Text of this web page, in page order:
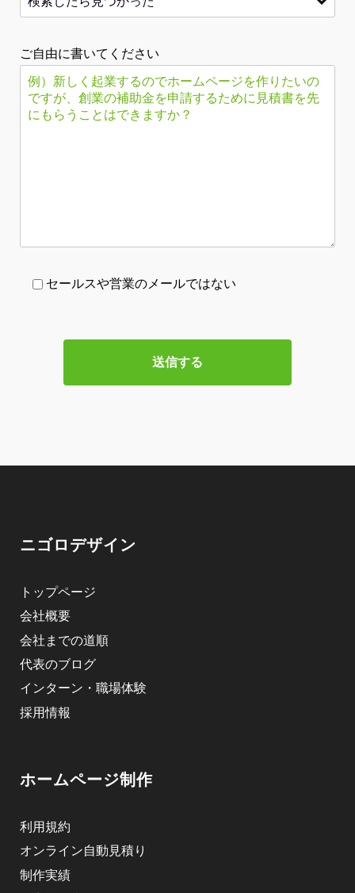
ご自由に書いてください
セールスや営業のメールではない
ニゴロデザイン
トップページ
会社概要
会社までの道順
代表のブログ
インターン・職場体験
採用情報
ホームページ制作
利用規約
オンライン自動見積り
制作実績